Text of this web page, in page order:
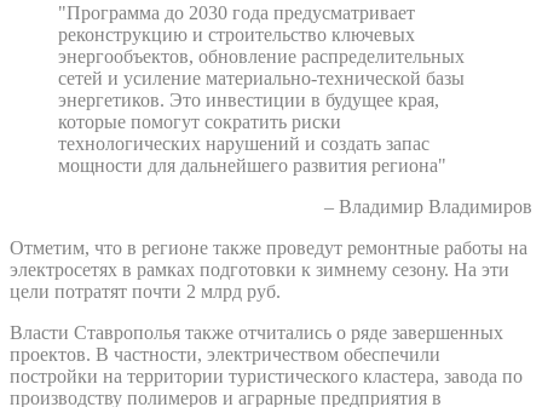
"Программа до 2030 года предусматривает
реконструкцию и строительство ключевых
энергообъектов, обновление распределительных
сетей и усиление материально-технической базы
энергетиков. Это инвестиции в будущее края,
которые помогут сократить риски
технологических нарушений и создать запас
мощности для дальнейшего развития региона"
– Владимир Владимиров
Отметим, что в регионе также проведут ремонтные работы на
электросетях в рамках подготовки к зимнему сезону. На эти
цели потратят почти 2 млрд руб.
Власти Ставрополья также отчитались о ряде завершенных
проектов. В частности, электричеством обеспечили
постройки на территории туристического кластера, завода по
производству полимеров и аграрные предприятия в